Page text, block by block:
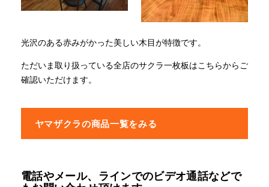
光沢のある赤みがかった美しい木目が特徴です。
ただいま取り扱っている全店のサクラ一枚板はこちらからご
確認いただけます。
ヤマザクラの商品一覧をみる
電話やメール、ラインでのビデオ通話などで